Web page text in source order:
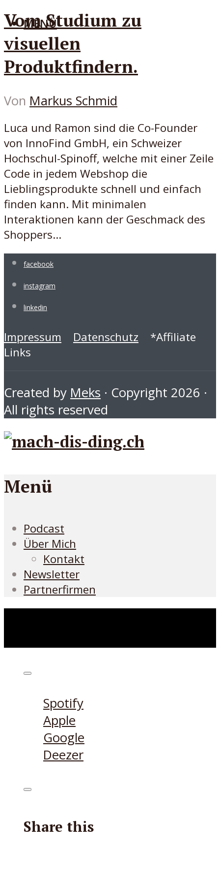
MENÜ
Vom Studium zu
visuellen
Produktfindern.
Von Markus Schmid
Luca und Ramon sind die Co-Founder
von InnoFind GmbH, ein Schweizer
Hochschul-Spinoff, welche mit einer Zeile
Code in jedem Webshop die
Lieblingsprodukte schnell und einfach
finden kann. Mit minimalen
Interaktionen kann der Geschmack des
Shoppers...
facebook
instagram
linkedin
Impressum Datenschutz *Affiliate
Links
Created by Meks · Copyright 2026 ·
All rights reserved
Menü
Podcast
Über Mich
Kontakt
Newsletter
Partnerfirmen
Spotify
Apple
Google
Deezer
Share this